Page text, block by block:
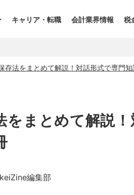
キャリア・転職 会計業界情報 税
存法をまとめて解説！対話形式で専門
まとめて解説
編集部